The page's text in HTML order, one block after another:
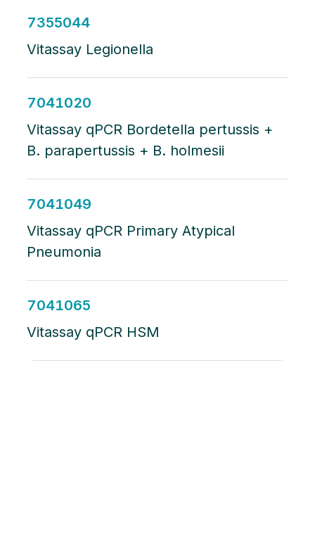
7355044
Vitassay Legionella
7041020
Vitassay qPCR Bordetella pertussis +
B. parapertussis + B. holmesii
7041049
Vitassay qPCR Primary Atypical
Pneumonia
7041065
Vitassay qPCR HSM